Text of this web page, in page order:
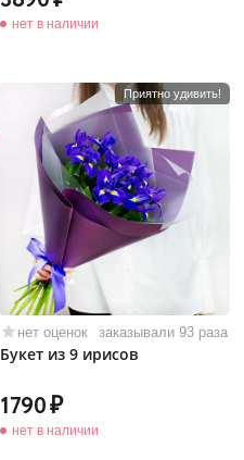
нет в наличии
Приятно удивить!
нет оценок заказывали 93 раза
Букет из 9 ирисов
1790
нет в наличии